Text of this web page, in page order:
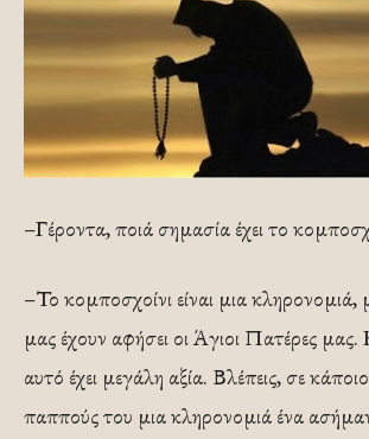
–Γέροντα, ποιά σημασία έχει το
–Το κομποσχοίνι είναι μια κληρονομιά,
μας έχουν αφήσει οι Άγιοι Πατέρες μας.
αυτό έχει μεγάλη αξία. Βλέπεις, σε
παππούς του μια κληρονομιά ένα